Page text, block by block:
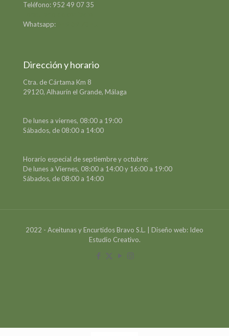
Teléfono: 952 49 07 35
Whatsapp:
Dirección y horario
Ctra. de Cártama Km 8
29120, Alhaurín el Grande, Málaga
De lunes a viernes, 08:00 a 19:00
Sábados, de 08:00 a 14:00
Horario especial de septiembre y octubre:
De lunes a Viernes, 08:00 a 14:00 y 16:00 a 19:00
Sábados, de 08:00 a 14:00
2022 - Aceitunas y Encurtidos Bravo S.L. | Diseño web: Ideo
Estudio Creativo.